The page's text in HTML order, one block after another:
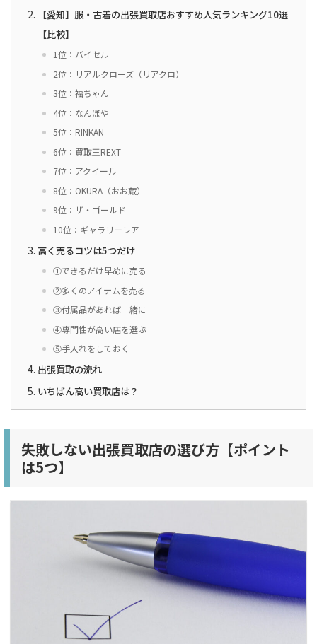
【愛知】服・古着の出張買取店おすすめ人気ランキング10選
【比較】
1位：バイセル
2位：リアルクローズ（リアクロ）
3位：福ちゃん
4位：なんぼや
5位：RINKAN
6位：買取王REXT
7位：アクイール
8位：OKURA（おお蔵）
9位：ザ・ゴールド
10位：ギャラリーレア
高く売るコツは5つだけ
①できるだけ早めに売る
②多くのアイテムを売る
③付属品があれば一緒に
④専門性が高い店を選ぶ
⑤手入れをしておく
出張買取の流れ
いちばん高い買取店は？
失敗しない出張買取店の選び方【ポイント
は5つ】